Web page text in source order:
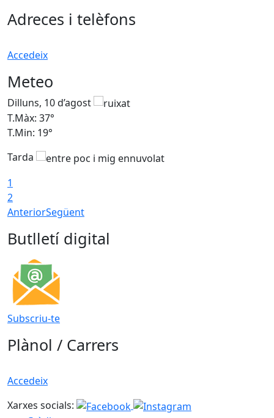
Adreces i telèfons
Accedeix
Meteo
Dilluns, 10 d’agost
T.Màx: 37°
T.Min: 19°
Tarda
1
2
AnteriorSegüent
Butlletí digital
Subscriu-te
Plànol / Carrers
Accedeix
Xarxes socials: